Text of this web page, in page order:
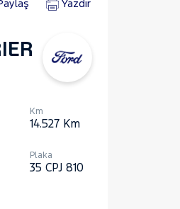
Markaları
Yazdır
Km
14.527 Km
Plaka
35 CPJ 810